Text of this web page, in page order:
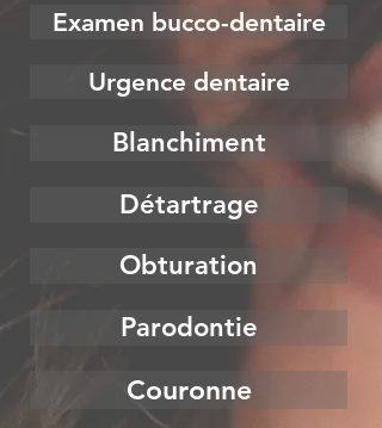
Examen bucco-dentaire
Urgence dentaire
Blanchiment
Détartrage
Obturation
Parodontie
Couronne